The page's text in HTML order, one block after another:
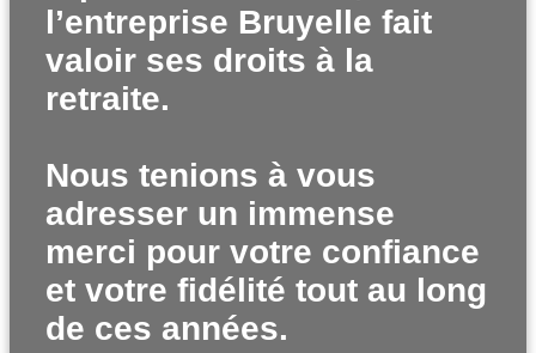
l’entreprise Bruyelle fait
valoir ses droits à la
retraite.
Nous tenions à vous
adresser un immense
merci pour votre confiance
et votre fidélité tout au long
de ces années.